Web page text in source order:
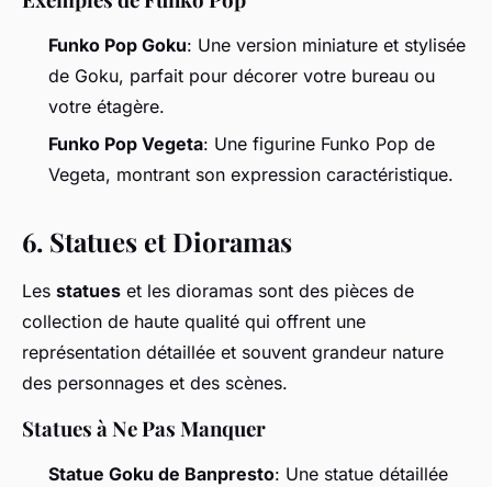
Funko Pop Goku: Une version miniature et stylisée
de Goku, parfait pour décorer votre bureau ou
votre étagère.
Funko Pop Vegeta: Une figurine Funko Pop de
Vegeta, montrant son expression caractéristique.
6. Statues et Dioramas
Les statues et les dioramas sont des pièces de
collection de haute qualité qui offrent une
représentation détaillée et souvent grandeur nature
des personnages et des scènes.
Statues à Ne Pas Manquer
Statue Goku de Banpresto: Une statue détaillée